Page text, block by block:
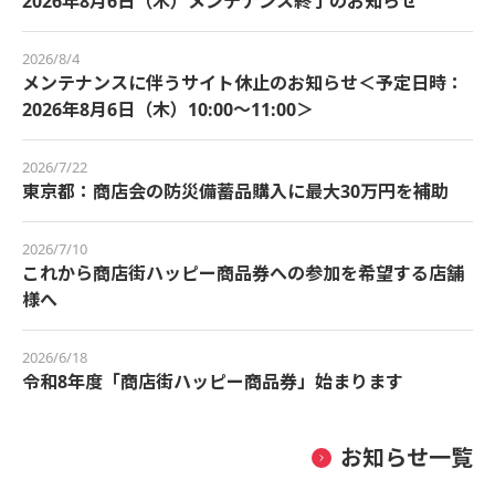
2026/8/4
メンテナンスに伴うサイト休止のお知らせ＜予定日時：
2026年8月6日（木）10:00～11:00＞
2026/7/22
東京都：商店会の防災備蓄品購入に最大30万円を補助
2026/7/10
これから商店街ハッピー商品券への参加を希望する店舗
様へ
2026/6/18
令和8年度「商店街ハッピー商品券」始まります
お知らせ一覧